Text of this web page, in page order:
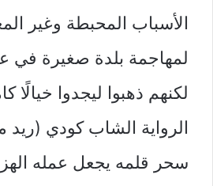
الأسباب المحبطة وغير
لمهاجمة بلدة صغيرة في
لكنهم ذهبوا ليجدوا خيالًا
الرواية الشاب كودي
سحر قلمه يجعل عمله